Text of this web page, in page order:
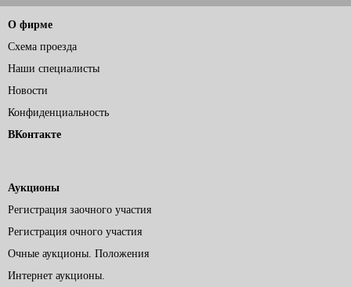
О фирме
Схема проезда
Наши специалисты
Новости
Конфиденциальность
ВКонтакте
Аукционы
Регистрация заочного участия
Регистрация очного участия
Очные аукционы. Положения
Интернет аукционы.